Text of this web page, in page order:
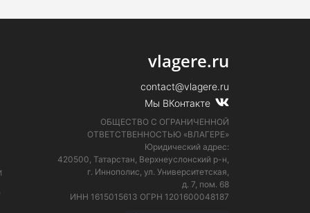
vlagere.ru
contact@vlagere.ru
Мы ВКонтакте
ОБЩЕСТВО С ОГРАНИЧЕННОЙ
ОТВЕТСТВЕННОСТЬЮ «ВЛАГЕРЕ»
Юридический адрес:
420500, Татарстан, Верхнеуслонский р-н,
г. Иннополис, ул. Университетская,
д. 7, пом. 68
ИНН 1615015613 ОГРН 1201600048187